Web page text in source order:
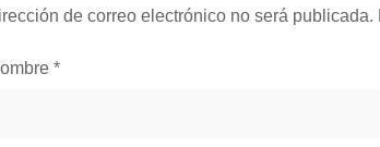
de correo electrónico no será publicada.
*